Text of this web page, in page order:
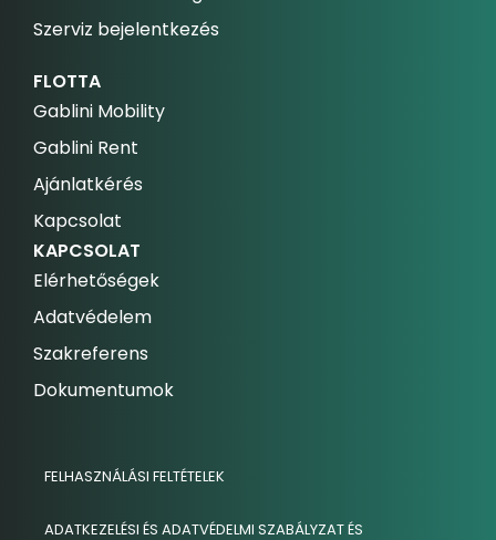
Szerviz bejelentkezés
FLOTTA
Gablini Mobility
Gablini Rent
Ajánlatkérés
Kapcsolat
KAPCSOLAT
Elérhetőségek
Adatvédelem
Szakreferens
Dokumentumok
FELHASZNÁLÁSI FELTÉTELEK
ADATKEZELÉSI ÉS ADATVÉDELMI SZABÁLYZAT ÉS